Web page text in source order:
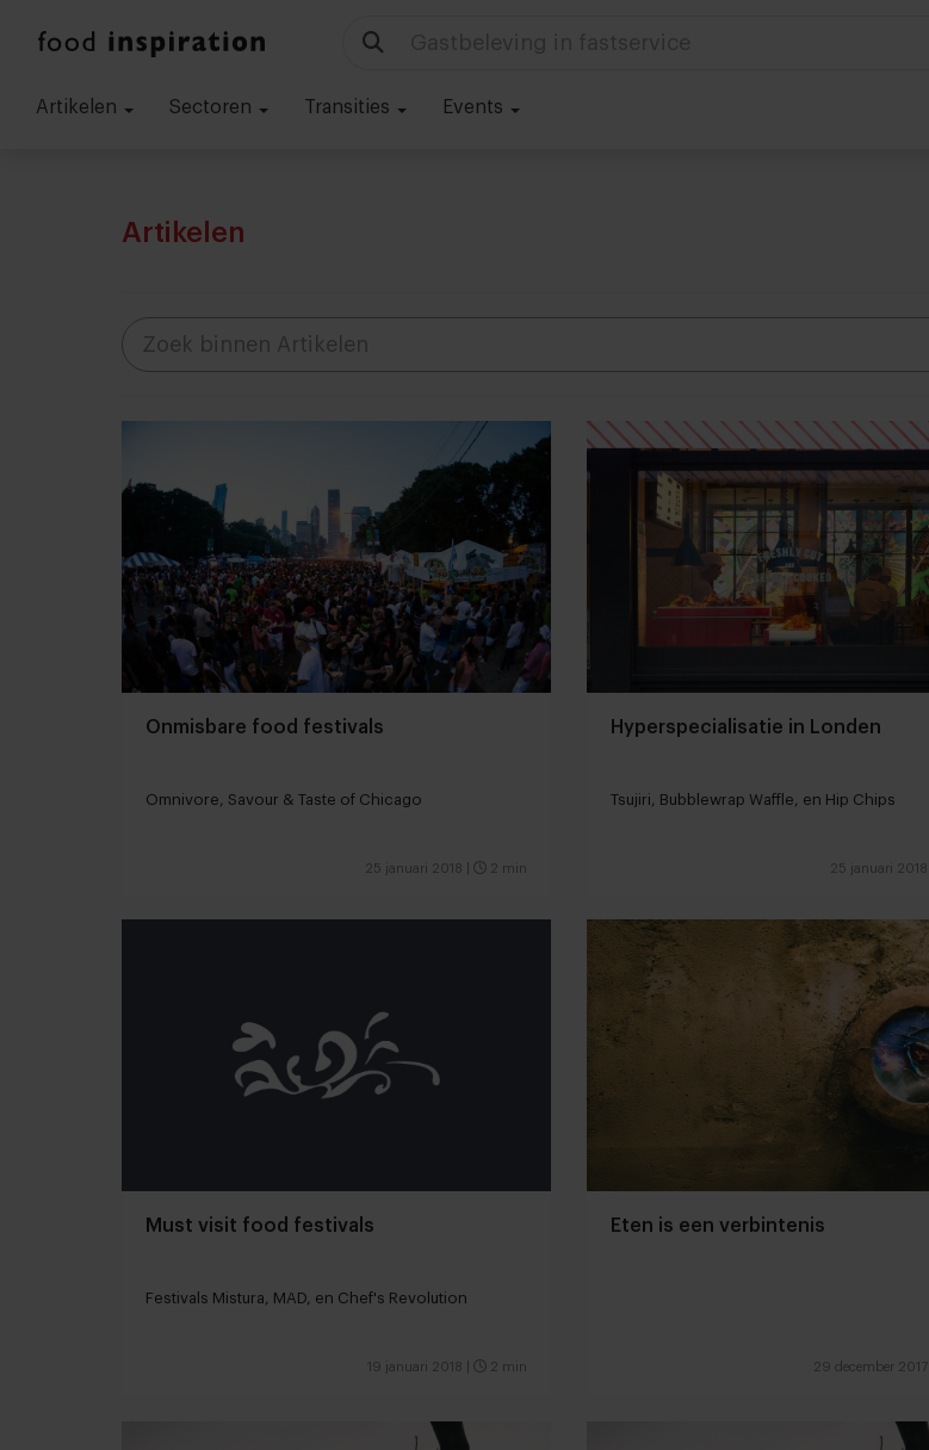
Gastbeleving in fastservice
Artikelen Sectoren Transities Events
Artikelen
Onmisbare food festivals
Omnivore, Savour & Taste of Chicago
25 januari 2018 2 min
Hyperspecialisatie in Londen
Tsujiri, Bubblewrap Waffle, en Hip Chips
25 januari 2018
Must visit food festivals
Festivals Mistura, MAD, en Chef's Revolution
19 januari 2018 2 min
Eten is een verbintenis
29 december 2017